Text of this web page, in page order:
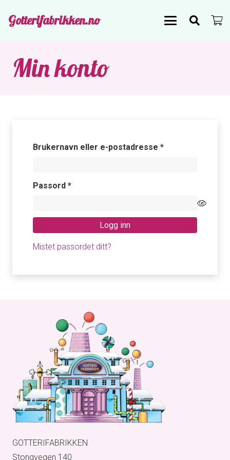
Gotterifabrikken.no
Min konto
Brukernavn eller e-postadresse *Påkrevd
Passord *Påkrevd
Logg inn
Mistet passordet ditt?
GOTTERIFABRIKKEN
Stongvegen 140